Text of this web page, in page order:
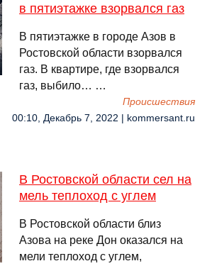
в пятиэтажке взорвался газ
В пятиэтажке в городе Азов в
Ростовской области взорвался
газ. В квартире, где взорвался
газ, выбило… …
Происшествия
00:10, Декабрь 7, 2022 | kommersant.ru
В Ростовской области сел на
мель теплоход с углем
В Ростовской области близ
Азова на реке Дон оказался на
мели теплоход с углем,